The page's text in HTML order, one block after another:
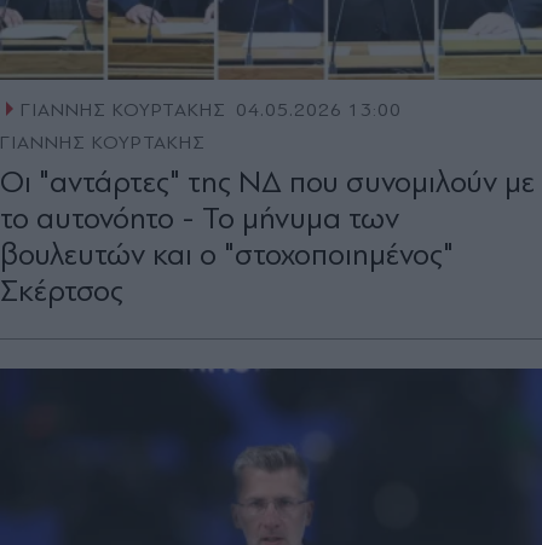
ΓΙΑΝΝΗΣ ΚΟΥΡΤΑΚΗΣ
04.05.2026 13:00
ΓΙΑΝΝΗΣ ΚΟΥΡΤΑΚΗΣ
Οι "αντάρτες" της Ν∆ που συνοµιλούν µε
το αυτονόητο - Το μήνυμα των
βουλευτών και ο "στοχοποιημένος"
Σκέρτσος